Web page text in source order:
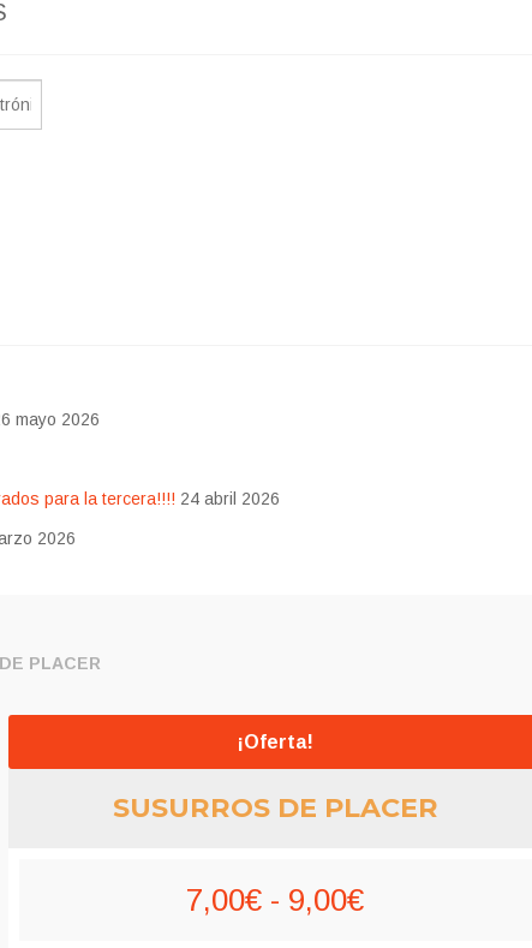
mayo 2026
para la tercera!!!! 24 abril 2026
2026
PLACER
¡Oferta!
SUSURROS DE PLACER
7,00€ - 9,00€Rango